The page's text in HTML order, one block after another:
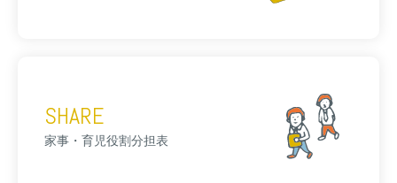
SHARE
家事・育児役割分担表